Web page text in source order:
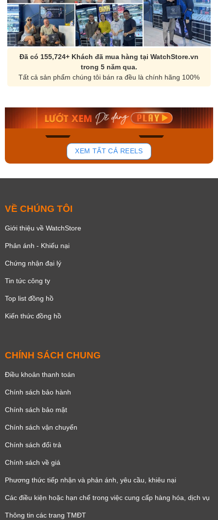
Đã có 155,724+ Khách đã mua hàng tại WatchStore.vn
trong 5 năm qua.
Tất cả sản phẩm chúng tôi bán ra đều là chính hãng 100%
140
Orient Nam RA-
Mua ngay
Casio Nam MTS-
Mua ngay
XEM TẤT CẢ REELS
VỀ CHÚNG TÔI
Giới thiệu về WatchStore
Phản ánh - Khiếu nại
Chứng nhận đại lý
Tin tức công ty
Top list đồng hồ
Kiến thức đồng hồ
CHÍNH SÁCH CHUNG
Điều khoản thanh toán
Chính sách bảo hành
Chính sách bảo mật
Chính sách vận chuyển
Chính sách đổi trả
Chính sách về giá
Phương thức tiếp nhận và phản ánh, yêu cầu, khiêu nại
Các điều kiện hoặc hạn chế trong việc cung cấp hàng hóa, dịch vụ
Thông tin các trang TMĐT